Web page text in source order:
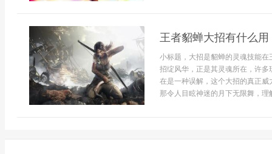
王者貂蝉大招有什么
小标题，大招是貂蝉的灵魂技能
招绽风华，正是其灵魂所在，许
在是一种误解，这个大招的真正
那令人目眩神迷的月下无限舞，